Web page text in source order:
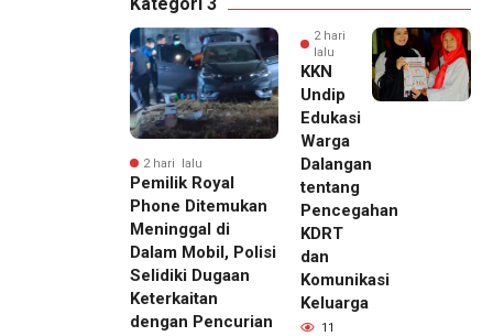
2 hari lalu
Pemilik Royal
Phone Ditemukan
Meninggal di
Dalam Mobil, Polisi
Selidiki Dugaan
Keterkaitan
dengan Pencurian
2 hari
lalu
KKN
Undip
Edukasi
Warga
Dalangan
tentang
Pencegahan
KDRT
dan
Komunikasi
Keluarga
11